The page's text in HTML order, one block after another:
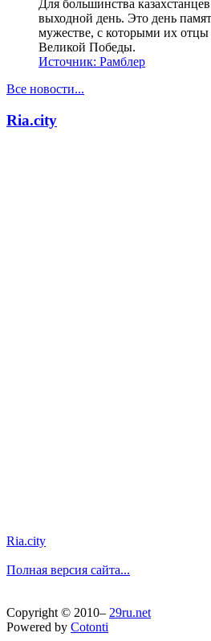
Для большинства
выходной день. Это день
мужестве, с которыми их
Великой Победы.
Источник: Рамблер
Все новости...
Ria.city
Ria.city
Полная версия сайта...
Copyright © 2010– 29ru.net
Powered by Cotonti